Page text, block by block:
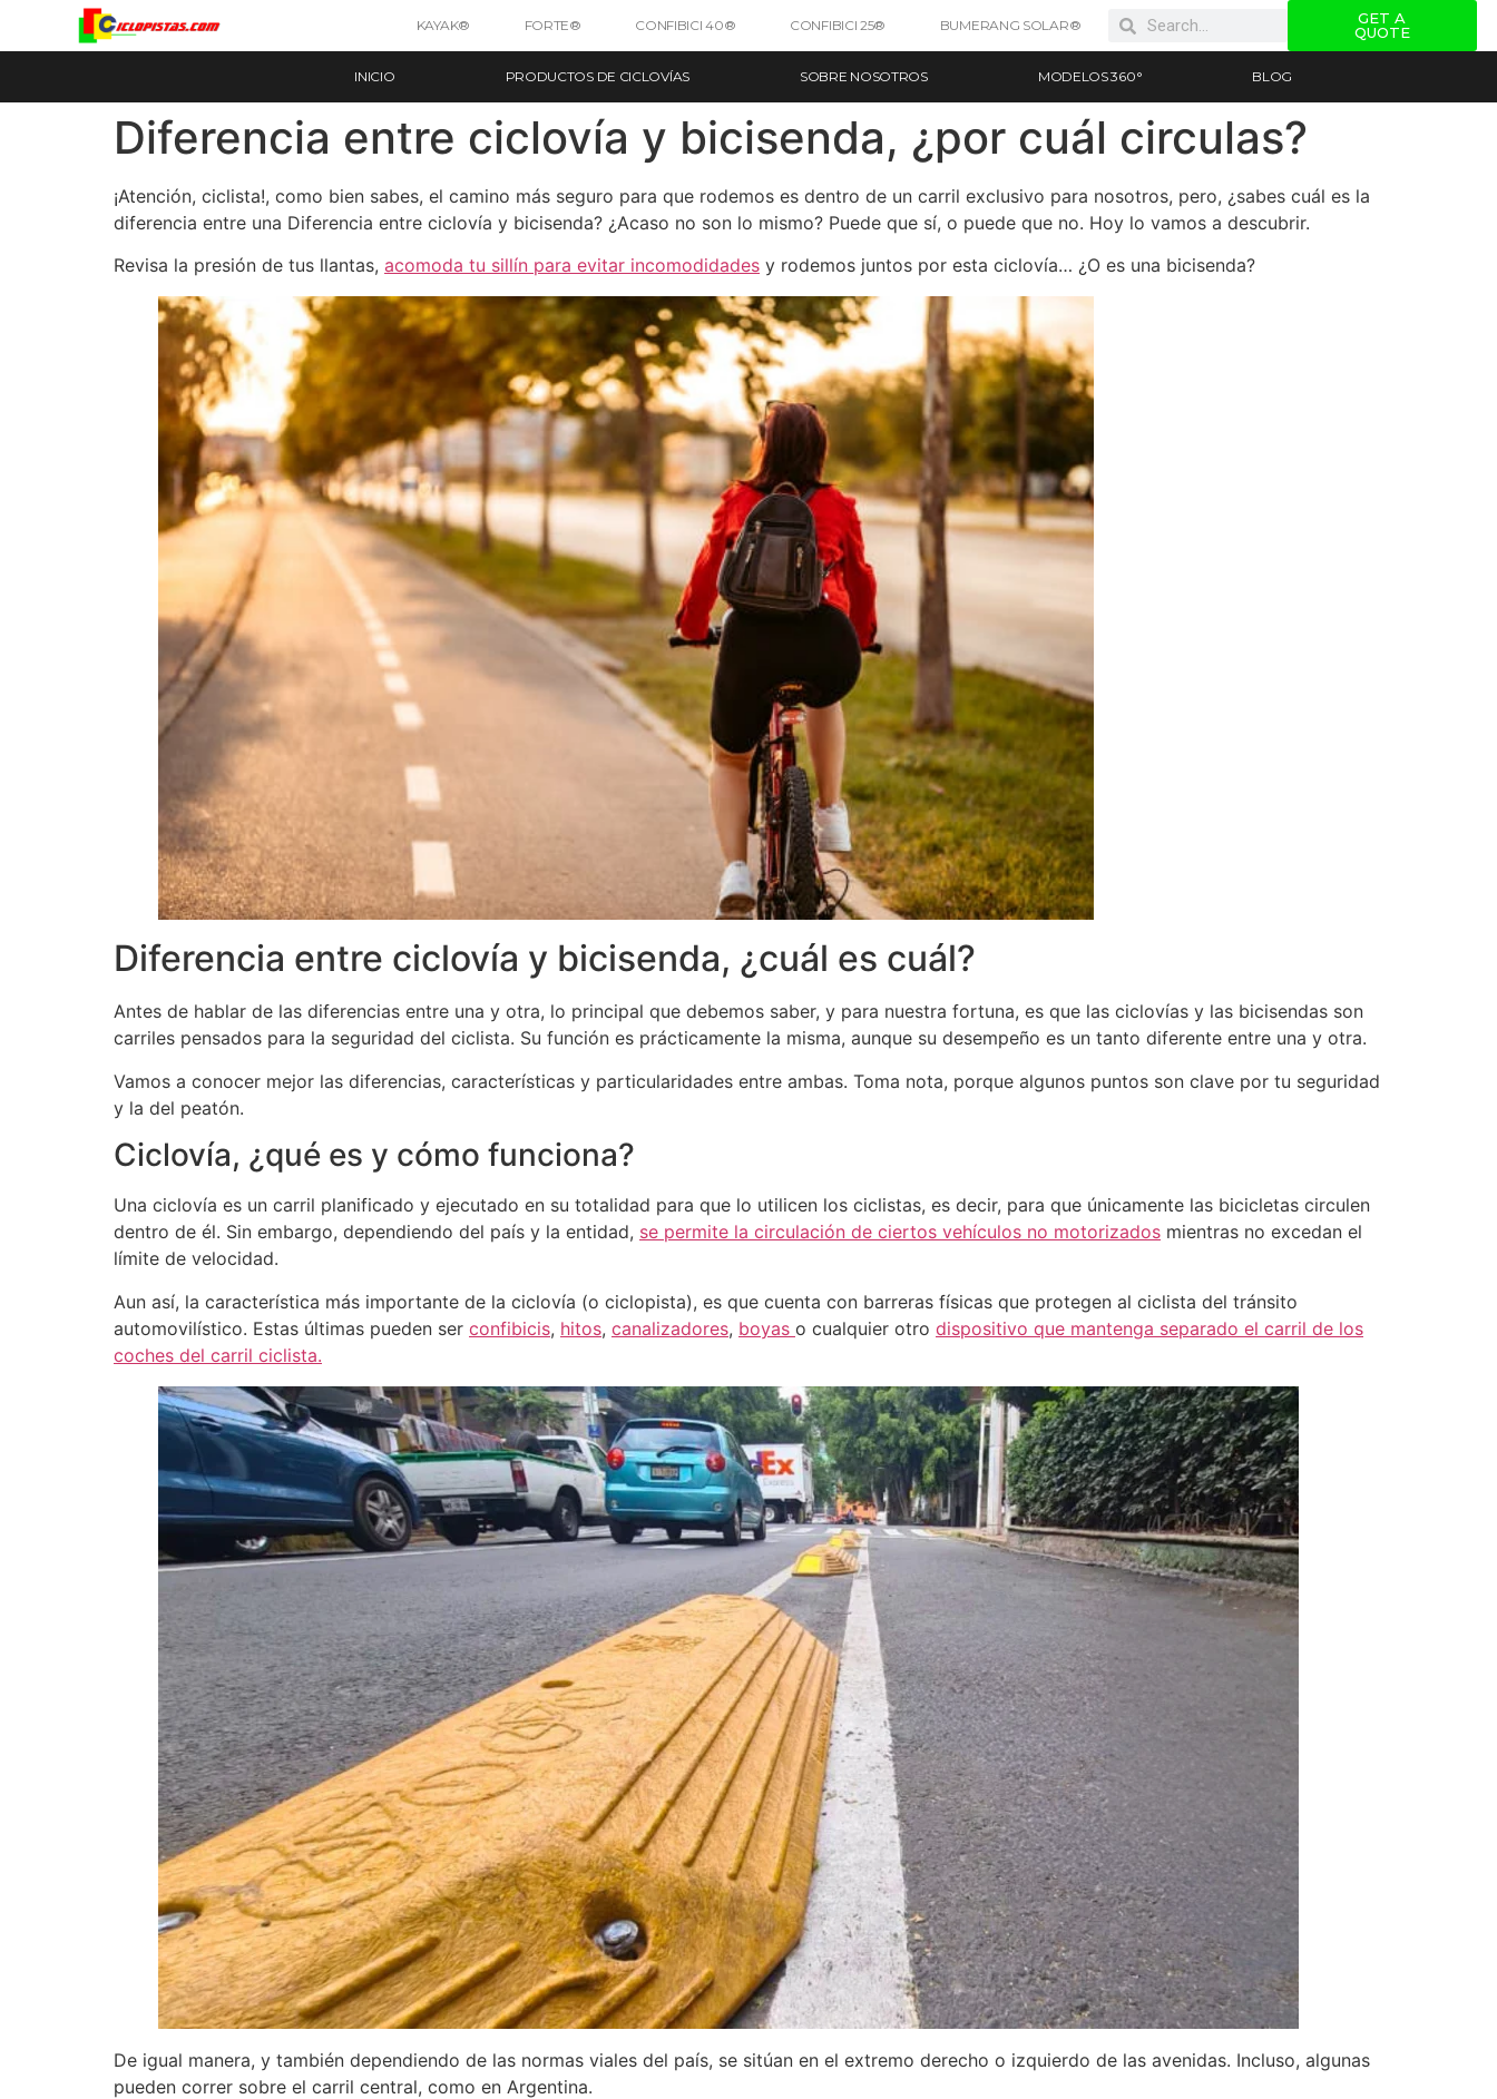
KAYAK® FORTE® CONFIBICI 40® CONFIBICI 25® BUMERANG SOLAR®
GET A
QUOTE
INICIO PRODUCTOS DE CICLOVÍAS SOBRE NOSOTROS MODELOS 360° BLOG
Diferencia entre ciclovía y bicisenda, ¿por cuál circulas?
¡Atención, ciclista!, como bien sabes, el camino más seguro para que rodemos es dentro de un carril exclusivo para nosotros, pero, ¿sabes cuál es la
diferencia entre una Diferencia entre ciclovía y bicisenda? ¿Acaso no son lo mismo? Puede que sí, o puede que no. Hoy lo vamos a descubrir.
Revisa la presión de tus llantas, acomoda tu sillín para evitar incomodidades y rodemos juntos por esta ciclovía… ¿O es una bicisenda?
Diferencia entre ciclovía y bicisenda, ¿cuál es cuál?
Antes de hablar de las diferencias entre una y otra, lo principal que debemos saber, y para nuestra fortuna, es que las ciclovías y las bicisendas son
carriles pensados para la seguridad del ciclista. Su función es prácticamente la misma, aunque su desempeño es un tanto diferente entre una y otra.
Vamos a conocer mejor las diferencias, características y particularidades entre ambas. Toma nota, porque algunos puntos son clave por tu seguridad
y la del peatón.
Ciclovía, ¿qué es y cómo funciona?
Una ciclovía es un carril planificado y ejecutado en su totalidad para que lo utilicen los ciclistas, es decir, para que únicamente las bicicletas circulen
dentro de él. Sin embargo, dependiendo del país y la entidad, se permite la circulación de ciertos vehículos no motorizados mientras no excedan el
límite de velocidad.
Aun así, la característica más importante de la ciclovía (o ciclopista), es que cuenta con barreras físicas que protegen al ciclista del tránsito
automovilístico. Estas últimas pueden ser confibicis, hitos, canalizadores, boyas o cualquier otro dispositivo que mantenga separado el carril de los
coches del carril ciclista.
De igual manera, y también dependiendo de las normas viales del país, se sitúan en el extremo derecho o izquierdo de las avenidas. Incluso, algunas
pueden correr sobre el carril central, como en Argentina.